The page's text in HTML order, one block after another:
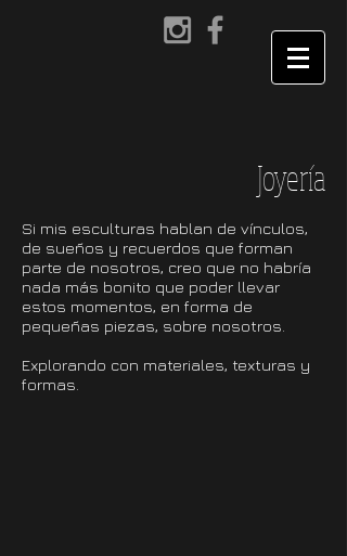
Joyería
Si mis esculturas hablan de vínculos,
de sueños y recuerdos que forman
parte de nosotros, creo que no habría
nada más bonito que poder llevar
estos momentos, en forma de
pequeñas piezas, sobre nosotros.
Explorando con materiales, texturas y
formas.